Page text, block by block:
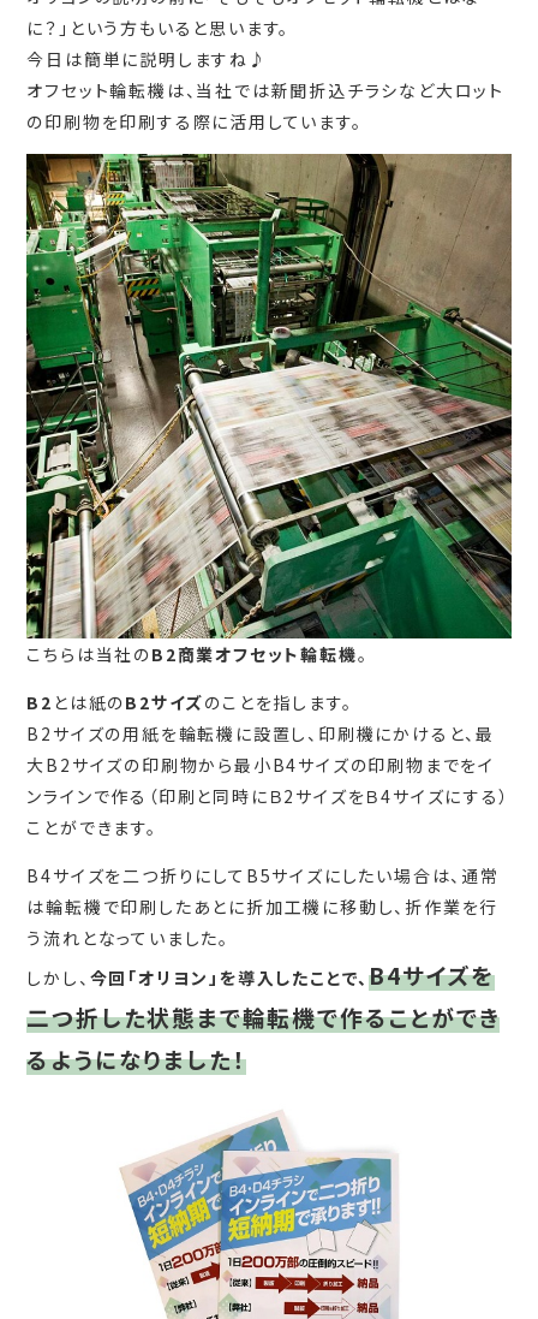
に？」という方もいると思います。
今日は簡単に説明しますね♪
オフセット輪転機は、当社では新聞折込チラシなど大ロット
の印刷物を印刷する際に活用しています。
こちらは当社のB2商業オフセット輪転機。
B2 とは紙のB2サイズのことを指します。
B2サイズの用紙を輪転機に設置し、印刷機にかけると、最
大B2サイズの印刷物から最小B4サイズの印刷物までをイ
ンラインで作る（印刷と同時にＢ2サイズをＢ4サイズにする）
ことができます。
B4サイズを二つ折りにしてB5サイズにしたい場合は、通常
は輪転機で印刷したあとに折加工機に移動し、折作業を行
う流れとなっていました。
しかし、 今回「オリヨン」を導入したことで、B4サイズを
二つ折した状態まで輪転機で作ることができ
るようになりました！